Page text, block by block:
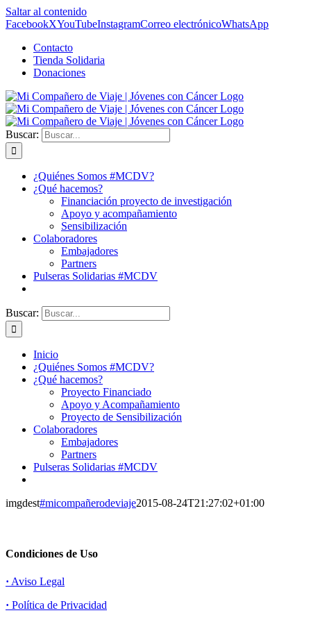
Saltar al contenido
FacebookXYouTubeInstagramCorreo electrónicoWhatsApp
Contacto
Tienda Solidaria
Donaciones
Buscar:
¿Quiénes Somos #MCDV?
¿Qué hacemos?
Financiación proyecto de investigación
Apoyo y acompañamiento
Sensibilización
Colaboradores
Embajadores
Partners
Pulseras Solidarias #MCDV
Buscar:
Inicio
¿Quiénes Somos #MCDV?
¿Qué hacemos?
Proyecto Financiado
Apoyo y Acompañamiento
Proyecto de Sensibilización
Colaboradores
Embajadores
Partners
Pulseras Solidarias #MCDV
imgdest#micompañerodeviaje2015-08-24T21:27:02+01:00
Condiciones de Uso
· Aviso Legal
· Política de Privacidad